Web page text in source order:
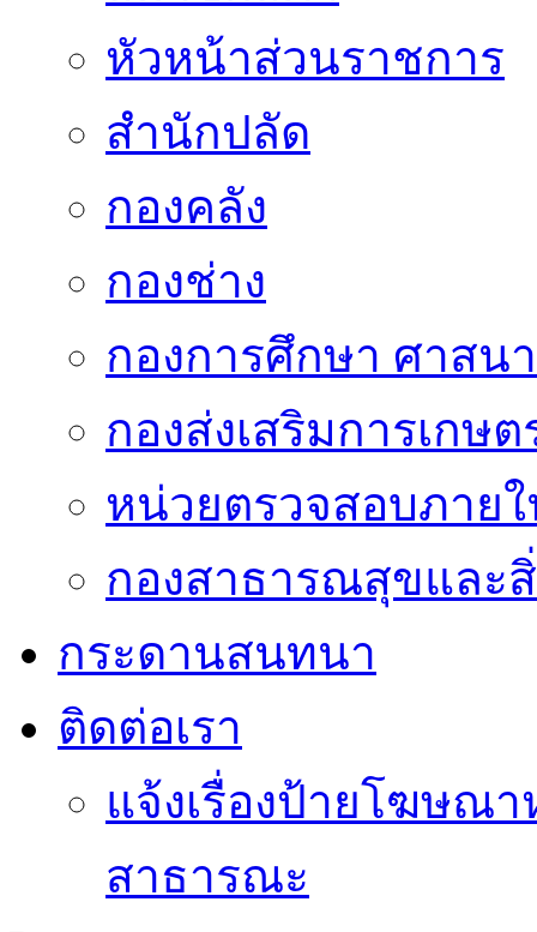
หัวหน้าส่วนราชการ
สำนักปลัด
กองคลัง
กองช่าง
กองการศึกษา ศาสน
กองส่งเสริมการเกษต
หน่วยตรวจสอบภาย
กองสาธารณสุขและ
กระดานสนทนา
ติดต่อเรา
แจ้งเรื่องป้ายโฆษณ
สาธารณะ